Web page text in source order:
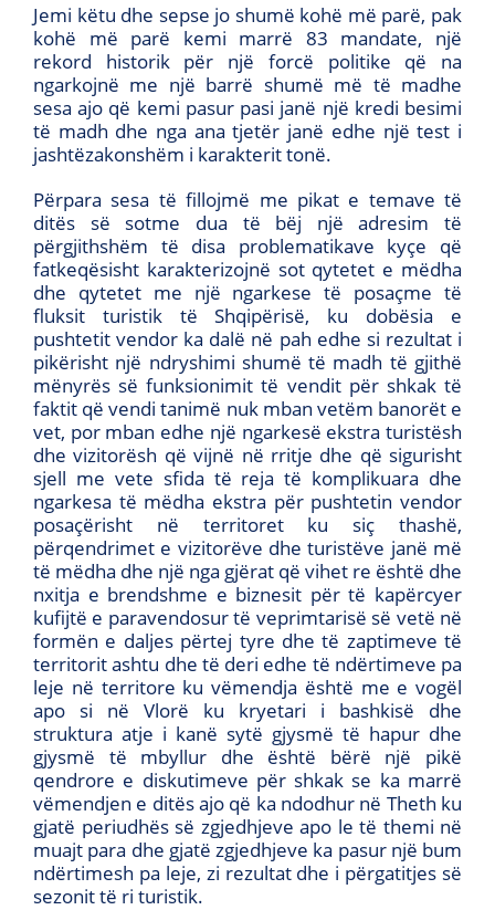
Jemi këtu dhe sepse jo shumë kohë më parë, pak
kohë më parë kemi marrë 83 mandate, një
rekord historik për një forcë politike që na
ngarkojnë me një barrë shumë më të madhe
sesa ajo që kemi pasur pasi janë një kredi besimi
të madh dhe nga ana tjetër janë edhe një test i
jashtëzakonshëm i karakterit tonë.
Përpara sesa të fillojmë me pikat e temave të
ditës së sotme dua të bëj një adresim të
përgjithshëm të disa problematikave kyçe që
fatkeqësisht karakterizojnë sot qytetet e mëdha
dhe qytetet me një ngarkese të posaçme të
fluksit turistik të Shqipërisë, ku dobësia e
pushtetit vendor ka dalë në pah edhe si rezultat i
pikërisht një ndryshimi shumë të madh të gjithë
mënyrës së funksionimit të vendit për shkak të
faktit që vendi tanimë nuk mban vetëm banorët e
vet, por mban edhe një ngarkesë ekstra turistësh
dhe vizitorësh që vijnë në rritje dhe që sigurisht
sjell me vete sfida të reja të komplikuara dhe
ngarkesa të mëdha ekstra për pushtetin vendor
posaçërisht në territoret ku siç thashë,
përqendrimet e vizitorëve dhe turistëve janë më
të mëdha dhe një nga gjërat që vihet re është dhe
nxitja e brendshme e biznesit për të kapërcyer
kufijtë e paravendosur të veprimtarisë së vetë në
formën e daljes përtej tyre dhe të zaptimeve të
territorit ashtu dhe të deri edhe të ndërtimeve pa
leje në territore ku vëmendja është me e vogël
apo si në Vlorë ku kryetari i bashkisë dhe
struktura atje i kanë sytë gjysmë të hapur dhe
gjysmë të mbyllur dhe është bërë një pikë
qendrore e diskutimeve për shkak se ka marrë
vëmendjen e ditës ajo që ka ndodhur në Theth ku
gjatë periudhës së zgjedhjeve apo le të themi në
muajt para dhe gjatë zgjedhjeve ka pasur një bum
ndërtimesh pa leje, zi rezultat dhe i përgatitjes së
sezonit të ri turistik.